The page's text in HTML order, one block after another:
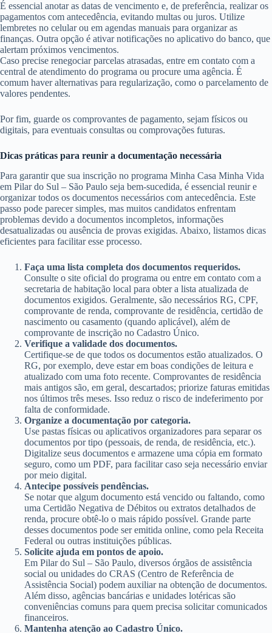
É essencial anotar as datas de vencimento e, de preferência, realizar os
pagamentos com antecedência, evitando multas ou juros. Utilize
lembretes no celular ou em agendas manuais para organizar as
finanças. Outra opção é ativar notificações no aplicativo do banco, que
alertam próximos vencimentos.
Caso precise renegociar parcelas atrasadas, entre em contato com a
central de atendimento do programa ou procure uma agência. É
comum haver alternativas para regularização, como o parcelamento de
valores pendentes.
Por fim, guarde os comprovantes de pagamento, sejam físicos ou
digitais, para eventuais consultas ou comprovações futuras.
Dicas práticas para reunir a documentação necessária
Para garantir que sua inscrição no programa Minha Casa Minha Vida
em Pilar do Sul – São Paulo seja bem-sucedida, é essencial reunir e
organizar todos os documentos necessários com antecedência. Este
passo pode parecer simples, mas muitos candidatos enfrentam
problemas devido a documentos incompletos, informações
desatualizadas ou ausência de provas exigidas. Abaixo, listamos dicas
eficientes para facilitar esse processo.
Faça uma lista completa dos documentos requeridos.
Consulte o site oficial do programa ou entre em contato com a
secretaria de habitação local para obter a lista atualizada de
documentos exigidos. Geralmente, são necessários RG, CPF,
comprovante de renda, comprovante de residência, certidão de
nascimento ou casamento (quando aplicável), além de
comprovante de inscrição no Cadastro Único.
Verifique a validade dos documentos.
Certifique-se de que todos os documentos estão atualizados. O
RG, por exemplo, deve estar em boas condições de leitura e
atualizado com uma foto recente. Comprovantes de residência
mais antigos são, em geral, descartados; priorize faturas emitidas
nos últimos três meses. Isso reduz o risco de indeferimento por
falta de conformidade.
Organize a documentação por categoria.
Use pastas físicas ou aplicativos organizadores para separar os
documentos por tipo (pessoais, de renda, de residência, etc.).
Digitalize seus documentos e armazene uma cópia em formato
seguro, como um PDF, para facilitar caso seja necessário enviar
por meio digital.
Antecipe possíveis pendências.
Se notar que algum documento está vencido ou faltando, como
uma Certidão Negativa de Débitos ou extratos detalhados de
renda, procure obtê-lo o mais rápido possível. Grande parte
desses documentos pode ser emitida online, como pela Receita
Federal ou outras instituições públicas.
Solicite ajuda em pontos de apoio.
Em Pilar do Sul – São Paulo, diversos órgãos de assistência
social ou unidades do CRAS (Centro de Referência de
Assistência Social) podem auxiliar na obtenção de documentos.
Além disso, agências bancárias e unidades lotéricas são
conveniências comuns para quem precisa solicitar comunicados
financeiros.
Mantenha atenção ao Cadastro Único.